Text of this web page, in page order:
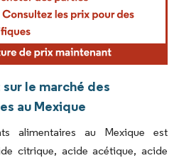
le marché des
au Mexique
alimentaires au Mexique est
citrique, acide acétique, acide